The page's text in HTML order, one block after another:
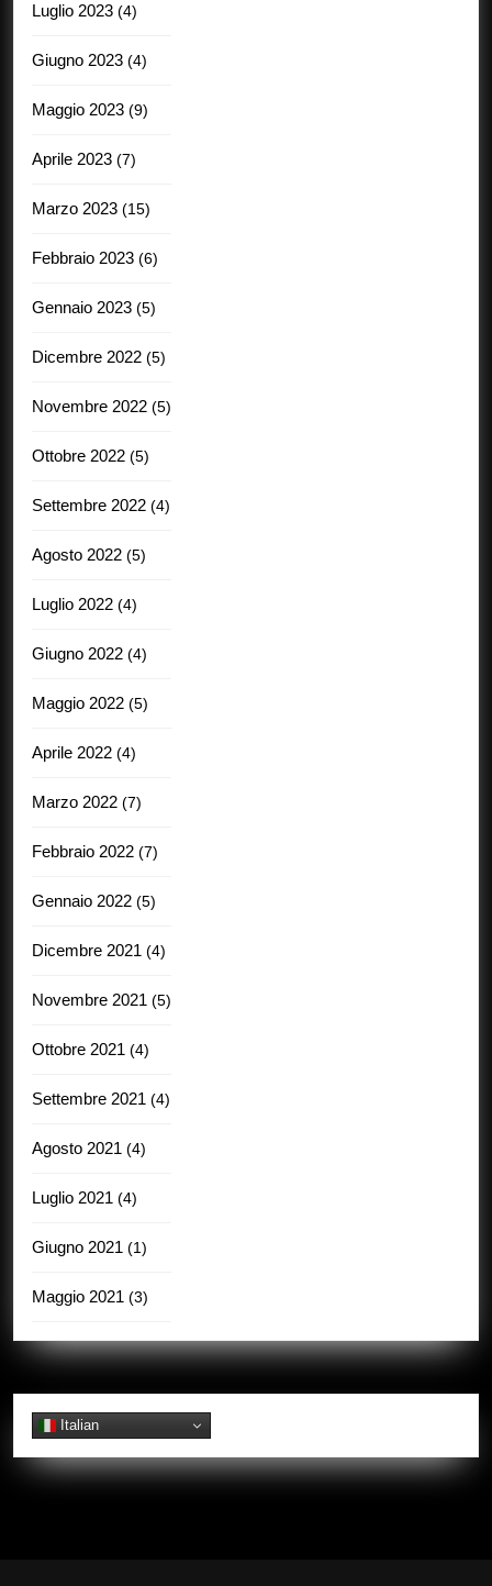
Luglio 2023 (4)
Giugno 2023 (4)
Maggio 2023 (9)
Aprile 2023 (7)
Marzo 2023 (15)
Febbraio 2023 (6)
Gennaio 2023 (5)
Dicembre 2022 (5)
Novembre 2022 (5)
Ottobre 2022 (5)
Settembre 2022 (4)
Agosto 2022 (5)
Luglio 2022 (4)
Giugno 2022 (4)
Maggio 2022 (5)
Aprile 2022 (4)
Marzo 2022 (7)
Febbraio 2022 (7)
Gennaio 2022 (5)
Dicembre 2021 (4)
Novembre 2021 (5)
Ottobre 2021 (4)
Settembre 2021 (4)
Agosto 2021 (4)
Luglio 2021 (4)
Giugno 2021 (1)
Maggio 2021 (3)
Italian